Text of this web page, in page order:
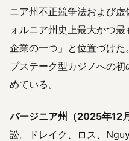
ニア州不正競争法および
ォルニア州史上最大かつ
企業の一つ」と位置づけ
プステーク型カジノへの
めている。
バージニア州（2025年12
訟。ドレイク、ロス、